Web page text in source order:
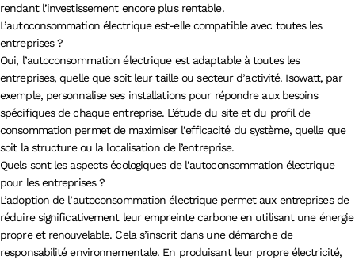
rendant l’investissement encore plus rentable.
L’autoconsommation électrique est-elle compatible avec toutes les
entreprises ?
Oui, l’autoconsommation électrique est adaptable à toutes les
entreprises, quelle que soit leur taille ou secteur d’activité. Isowatt, par
exemple, personnalise ses installations pour répondre aux besoins
spécifiques de chaque entreprise. L’étude du site et du profil de
consommation permet de maximiser l’efficacité du système, quelle que
soit la structure ou la localisation de l’entreprise.
Quels sont les aspects écologiques de l’autoconsommation électrique
pour les entreprises ?
L’adoption de l’autoconsommation électrique permet aux entreprises de
réduire significativement leur empreinte carbone en utilisant une énergie
propre et renouvelable. Cela s’inscrit dans une démarche de
responsabilité environnementale. En produisant leur propre électricité,